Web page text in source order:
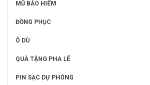
MŨ BẢO HIỂM
ĐỒNG PHỤC
Ô DÙ
QUÀ TẶNG PHA LÊ
PIN SẠC DỰ PHÒNG